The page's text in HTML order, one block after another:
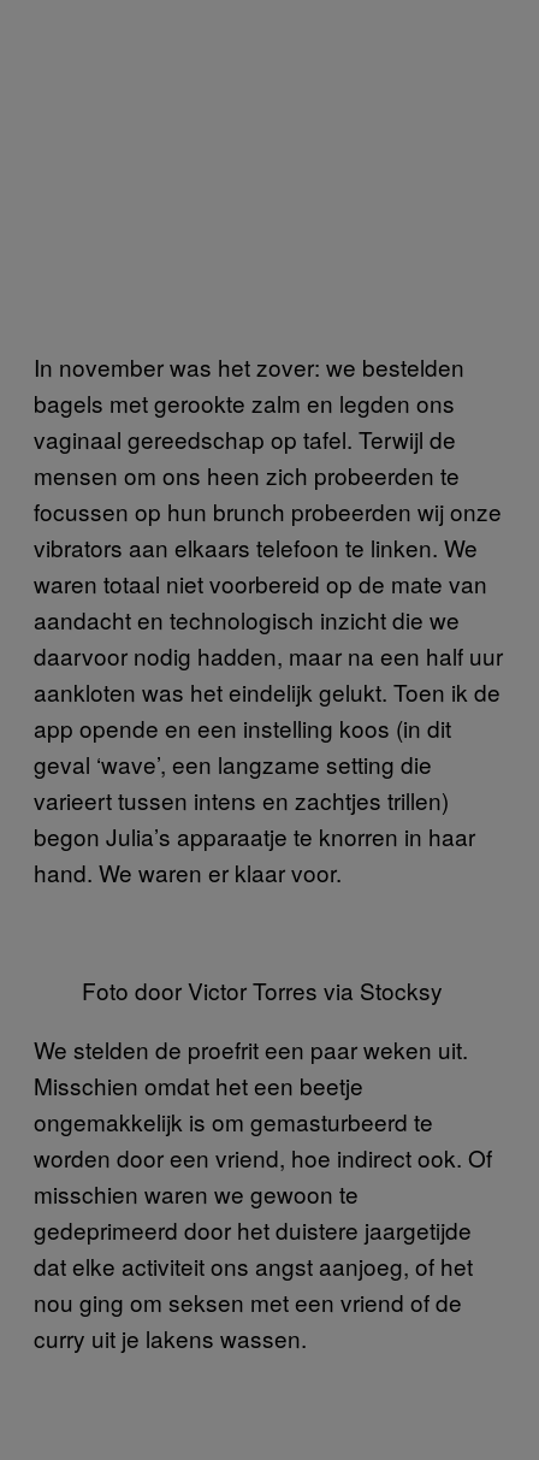
In november was het zover: we bestelden
bagels met gerookte zalm en legden ons
vaginaal gereedschap op tafel. Terwijl de
mensen om ons heen zich probeerden te
focussen op hun brunch probeerden wij onze
vibrators aan elkaars telefoon te linken. We
waren totaal niet voorbereid op de mate van
aandacht en technologisch inzicht die we
daarvoor nodig hadden, maar na een half uur
aankloten was het eindelijk gelukt. Toen ik de
app opende en een instelling koos (in dit
geval ‘wave’, een langzame setting die
varieert tussen intens en zachtjes trillen)
begon Julia’s apparaatje te knorren in haar
hand. We waren er klaar voor.
Foto door Victor Torres via Stocksy
We stelden de proefrit een paar weken uit.
Misschien omdat het een beetje
ongemakkelijk is om gemasturbeerd te
worden door een vriend, hoe indirect ook. Of
misschien waren we gewoon te
gedeprimeerd door het duistere jaargetijde
dat elke activiteit ons angst aanjoeg, of het
nou ging om seksen met een vriend of de
curry uit je lakens wassen.